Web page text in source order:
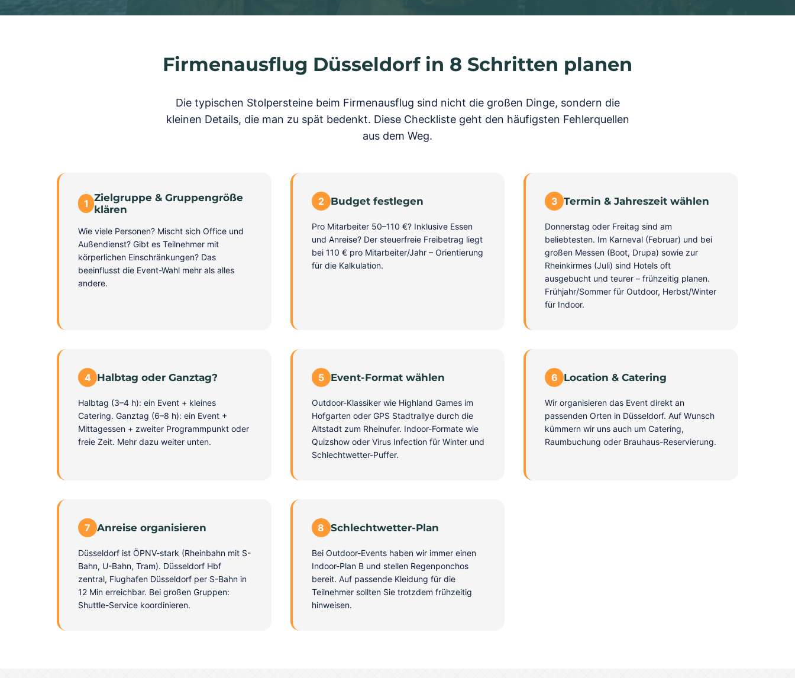
Firmenausflug Düsseldorf in 8 Schritten planen
Die typischen Stolpersteine beim Firmenausflug sind nicht die großen Dinge, sondern die
kleinen Details, die man zu spät bedenkt. Diese Checkliste geht den häufigsten Fehlerquellen
aus dem Weg.
1 Zielgruppe & Gruppengröße
klären
Wie viele Personen? Mischt sich Office und
Außendienst? Gibt es Teilnehmer mit
körperlichen Einschränkungen? Das
beeinflusst die Event-Wahl mehr als alles
andere.
2 Budget festlegen
Pro Mitarbeiter 50–110 €? Inklusive Essen
und Anreise? Der steuerfreie Freibetrag liegt
bei 110 € pro Mitarbeiter/Jahr – Orientierung
für die Kalkulation.
3 Termin & Jahreszeit wählen
Donnerstag oder Freitag sind am
beliebtesten. Im Karneval (Februar) und bei
großen Messen (Boot, Drupa) sowie zur
Rheinkirmes (Juli) sind Hotels oft
ausgebucht und teurer – frühzeitig planen.
Frühjahr/Sommer für Outdoor, Herbst/Winter
für Indoor.
4 Halbtag oder Ganztag?
Halbtag (3–4 h): ein Event + kleines
Catering. Ganztag (6–8 h): ein Event +
Mittagessen + zweiter Programmpunkt oder
freie Zeit. Mehr dazu weiter unten.
5 Event-Format wählen
Outdoor-Klassiker wie Highland Games im
Hofgarten oder GPS Stadtrallye durch die
Altstadt zum Rheinufer. Indoor-Formate wie
Quizshow oder Virus Infection für Winter und
Schlechtwetter-Puffer.
6 Location & Catering
Wir organisieren das Event direkt an
passenden Orten in Düsseldorf. Auf Wunsch
kümmern wir uns auch um Catering,
Raumbuchung oder Brauhaus-Reservierung.
7 Anreise organisieren
Düsseldorf ist ÖPNV-stark (Rheinbahn mit S-
Bahn, U-Bahn, Tram). Düsseldorf Hbf
zentral, Flughafen Düsseldorf per S-Bahn in
12 Min erreichbar. Bei großen Gruppen:
Shuttle-Service koordinieren.
8 Schlechtwetter-Plan
Bei Outdoor-Events haben wir immer einen
Indoor-Plan B und stellen Regenponchos
bereit. Auf passende Kleidung für die
Teilnehmer sollten Sie trotzdem frühzeitig
hinweisen.